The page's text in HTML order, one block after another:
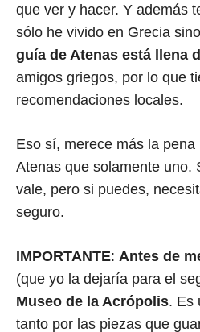
que ver y hacer. Y además
sólo he vivido en Grecia
guía de Atenas está llena
amigos griegos, por lo que
recomendaciones locales.
Eso sí, merece más la
Atenas que solamente uno.
vale, pero si puedes,
seguro.
IMPORTANTE: Antes de
(que yo la dejaría para el
Museo de la Acrópolis. Es
tanto por las piezas que